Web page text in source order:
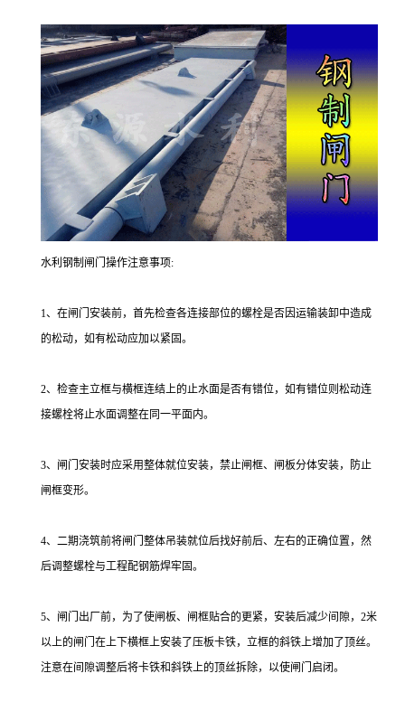
水利钢制闸门操作注意事项:
1、在闸门安装前，首先检查各连接部位的螺栓是否因运输装卸中造成
的松动，如有松动应加以紧固。
2、检查主立框与横框连结上的止水面是否有错位，如有错位则松动连
接螺栓将止水面调整在同一平面内。
3、闸门安装时应采用整体就位安装，禁止闸框、闸板分体安装，防止
闸框变形。
4、二期浇筑前将闸门整体吊装就位后找好前后、左右的正确位置，然
后调整螺栓与工程配钢筋焊牢固。
5、闸门出厂前，为了使闸板、闸框贴合的更紧，安装后减少间隙，2米
以上的闸门在上下横框上安装了压板卡铁，立框的斜铁上增加了顶丝。
注意在间隙调整后将卡铁和斜铁上的顶丝拆除，以使闸门启闭。